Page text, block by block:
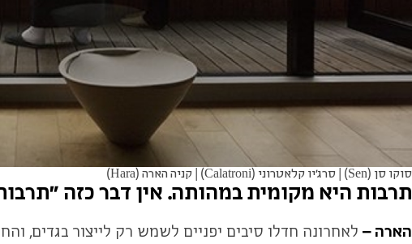
סוקו סן (Sen) | סרג'יו קלאטרוני (Calatroni) | קניה הארה (Hara)
תרבות היא מקומית במהותה. אין דבר כזה
הארה – לאחרונה חדלו סיבים יפניים לשמש רק לייצור בגדים,